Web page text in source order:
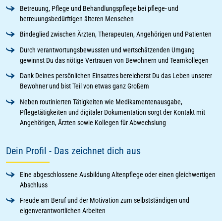
Betreuung, Pflege und Behandlungspflege bei pflege- und
betreuungsbedürftigen älteren Menschen
Bindeglied zwischen Ärzten, Therapeuten, Angehörigen und Patienten
Durch verantwortungsbewussten und wertschätzenden Umgang
gewinnst Du das nötige Vertrauen von Bewohnern und Teamkollegen
Dank Deines persönlichen Einsatzes bereicherst Du das Leben unserer
Bewohner und bist Teil von etwas ganz Großem
Neben routinierten Tätigkeiten wie Medikamentenausgabe,
Pflegetätigkeiten und digitaler Dokumentation sorgt der Kontakt mit
Angehörigen, Ärzten sowie Kollegen für Abwechslung
Dein Profil - Das zeichnet dich aus
Eine abgeschlossene Ausbildung Altenpflege oder einen gleichwertigen
Abschluss
Freude am Beruf und der Motivation zum selbstständigen und
eigenverantwortlichen Arbeiten